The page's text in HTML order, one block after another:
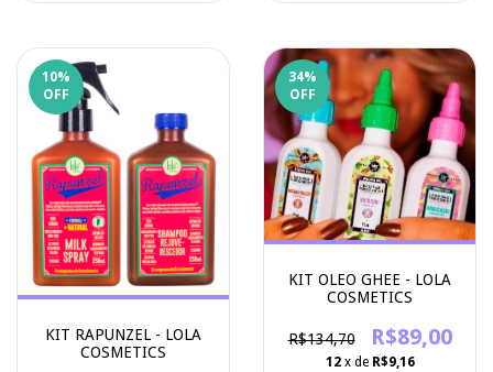
10%
OFF
KIT RAPUNZEL - LOLA
COSMETICS
34%
OFF
KIT OLEO GHEE - LOLA
COSMETICS
R$134,70 R$89,00
12 x de R$9,16